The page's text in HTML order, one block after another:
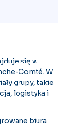
się w
Comté. W
grupy, takie
logistyka i
biura